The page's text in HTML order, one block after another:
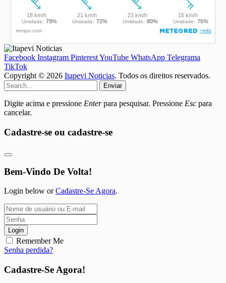
Facebook Instagram PinterestYouTube WhatsApp Telegrama
TikTok
Copyright © 2026 Itapevi Noticias. Todos os direitos reservados.
Enviar
Digite acima e pressione Enterpara pesquisar. Pressione Esc para
cancelar.
Cadastre-se ou cadastre-se
Bem-Vindo De Volta!
Login below orCadastre-Se Agora.
Login
Remember Me
Senha perdida?
Cadastre-Se Agora!